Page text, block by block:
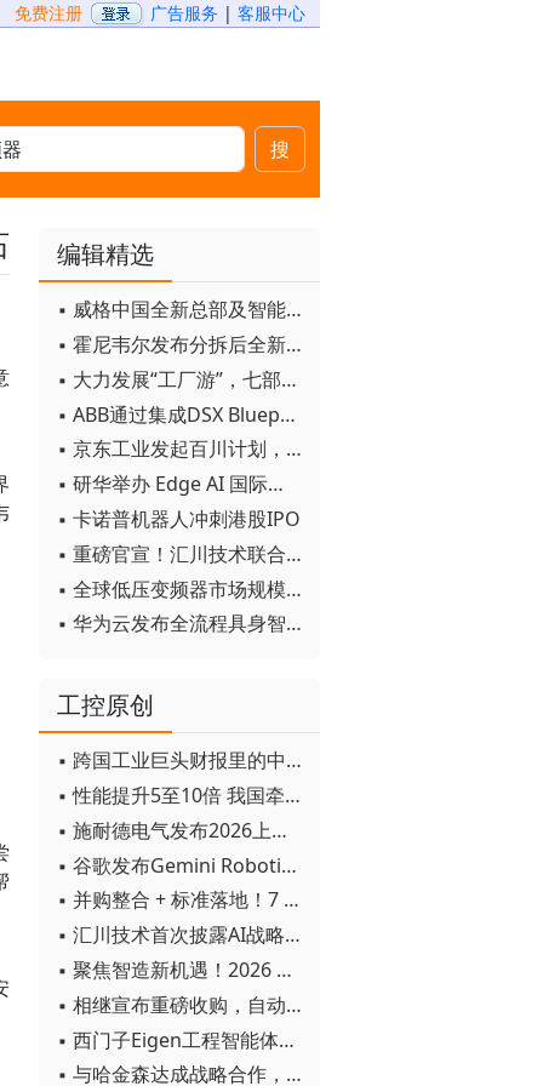
免费注册 广告服务 | 客服中心
搜
编辑精选
▪ 威格中国全新总部及智能工厂启用
▪ 霍尼韦尔发布分拆后全新品牌：霍尼韦尔科技与霍尼韦尔航空航天
▪ 大力发展“工厂游”，七部门联合发文！
▪ ABB通过集成DSX Blueprint AI基础设施，扩大与英伟达的合作
▪ 京东工业发起百川计划， 构建工业大模型新生态
▪ 研华举办 Edge AI 国际论坛
▪ 卡诺普机器人冲刺港股IPO
▪ 重磅官宣！汇川技术联合发起 D12 联盟，开创产教融合新范式
▪ 全球低压变频器市场规模2030年将超170亿美元
▪ 华为云发布全流程具身智能开发平台CloudRobo
工控原创
▪ 跨国工业巨头财报里的中国成绩单
▪ 性能提升5至10倍 我国牵头制定的WiTSnet工业以太网国际标准正式发布
▪ 施耐德电气发布2026上半年可持续发展成绩单 "Impact 2030"路线图开局稳健
▪ 谷歌发布Gemini Robotics 2模型 实现人形机器人全身智能控制突破
▪ 并购整合 + 标准落地！7 月工业自动化产业动态速递
▪ 汇川技术首次披露AI战略进展：从两个方面推动“AI业务化”落地
▪ 聚焦智造新机遇！2026 青岛数字化及智能制造技术论坛圆满落幕
▪ 相继宣布重磅收购，自动化巨头新一轮并购潮剑指何方？
▪ 西门子Eigen工程智能体落地中国，工业AI跨越物理世界“确定性”拐点
▪ 与哈金森达成战略合作，乐聚机器人何以持续获得工业巨头青睐？